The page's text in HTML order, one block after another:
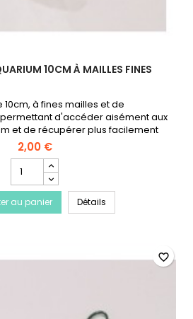
10CM À MAILLES FINES
10cm, à fines mailles et de
d'accéder aisément aux
et de récupérer plus facilement
même de petite taille..
2,00 €
quantité
du
produit
EBI
au panier Détails
favorite_border